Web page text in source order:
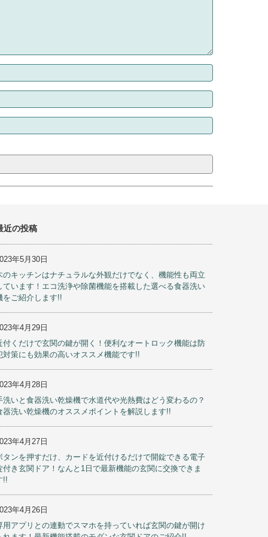
近の投稿
年5月30日
のキッチンはナチュラルな外観だけでなく、機能性も両立
ています！エコ洗浄や除菌機能を搭載した選べる食器洗い
をご紹介します!!
年4月29日
付くだけで玄関の鍵が開く！便利なオートロック機能は防
対策にも効果の高いオススメ機能です!!
年4月28日
洗いと食器洗い乾燥機で水道代や光熱費はどう変わるの？
器洗い乾燥機のオススメポイントを解説します!!
年4月27日
タンを押すだけ、カードを近付けるだけで開錠できる電子
付き玄関ドア！なんと1日で最新機能の玄関に交換できま
!!
年4月26日
用アプリとの連動でスマホを持っていれば玄関の鍵が開け